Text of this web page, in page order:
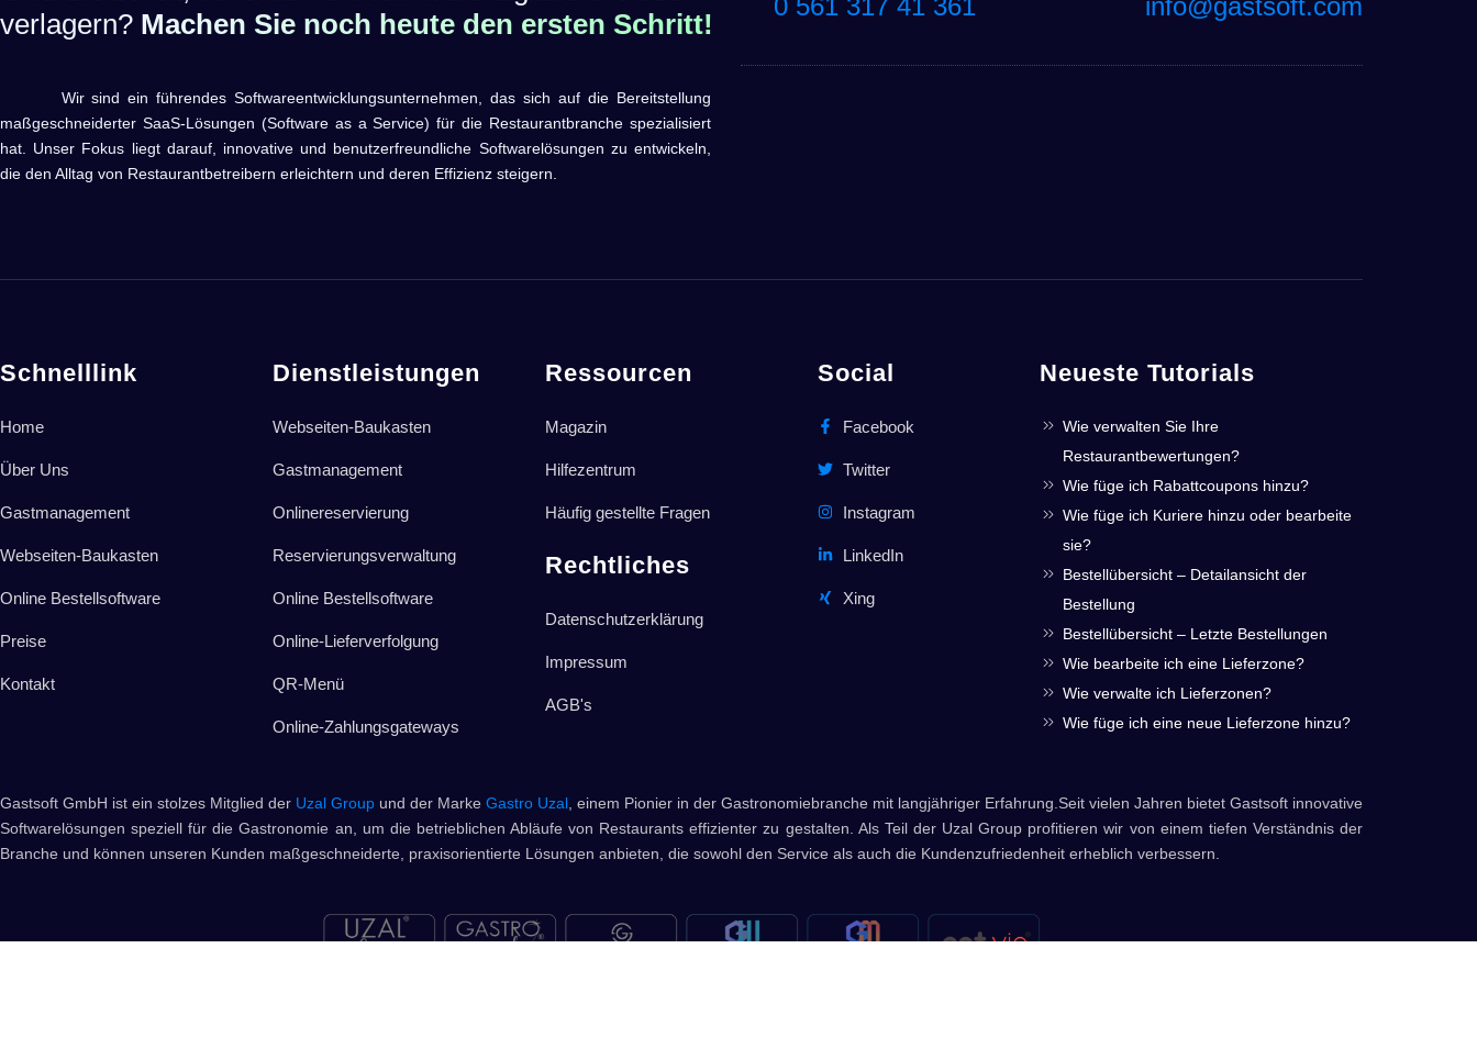
verlagern? Machen Sie noch heute den ersten Schritt!
Wir sind ein führendes Softwareentwicklungsunternehmen, das sich auf die Bereitstellung
maßgeschneiderter SaaS-Lösungen (Software as a Service) für die Restaurantbranche spezialisiert
hat. Unser Fokus liegt darauf, innovative und benutzerfreundliche Softwarelösungen zu entwickeln,
die den Alltag von Restaurantbetreibern erleichtern und deren Effizienz steigern.
Schnelllink
Home
Über Uns
Gastmanagement
Webseiten-Baukasten
Online Bestellsoftware
Preise
Kontakt
Dienstleistungen
Webseiten-Baukasten
Gastmanagement
Onlinereservierung
Reservierungsverwaltung
Online Bestellsoftware
Online-Lieferverfolgung
QR-Menü
Online-Zahlungsgateways
Ressourcen
Magazin
Hilfezentrum
Häufig gestellte Fragen
Rechtliches
Datenschutzerklärung
Impressum
AGB's
Social
Facebook
Twitter
Instagram
LinkedIn
Xing
Neueste Tutorials
Wie verwalten Sie Ihre
Restaurantbewertungen?
Wie füge ich Rabattcoupons hinzu?
Wie füge ich Kuriere hinzu oder bearbeite
sie?
Bestellübersicht – Detailansicht der
Bestellung
Bestellübersicht – Letzte Bestellungen
Wie bearbeite ich eine Lieferzone?
Wie verwalte ich Lieferzonen?
Wie füge ich eine neue Lieferzone hinzu?
Gastsoft GmbH ist ein stolzes Mitglied der Uzal Group und der Marke Gastro Uzal , einem Pionier in der Gastronomiebranche mit langjähriger Erfahrung.Seit vielen Jahren bietet Gastsoft innovative
Softwarelösungen speziell für die Gastronomie an, um die betrieblichen Abläufe von Restaurants effizienter zu gestalten. Als Teil der Uzal Group profitieren wir von einem tiefen Verständnis der
Branche und können unseren Kunden maßgeschneiderte, praxisorientierte Lösungen anbieten, die sowohl den Service als auch die Kundenzufriedenheit erheblich verbessern.